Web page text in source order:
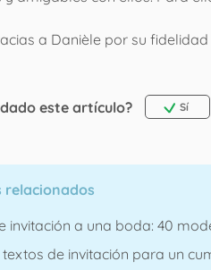
a Danièle por su
este artículo? Sí
relacionados
invitación a una boda: 40
de invitación para un